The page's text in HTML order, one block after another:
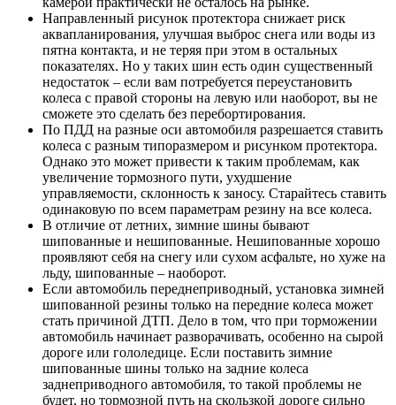
Направленный рисунок протектора снижает риск
аквапланирования, улучшая выброс снега или воды из
пятна контакта, и не теряя при этом в остальных
показателях. Но у таких шин есть один существенный
недостаток – если вам потребуется переустановить
колеса с правой стороны на левую или наоборот, вы не
сможете это сделать без перебортирования.
По ПДД на разные оси автомобиля разрешается ставить
колеса с разным типоразмером и рисунком протектора.
Однако это может привести к таким проблемам, как
увеличение тормозного пути, ухудшение
управляемости, склонность к заносу. Старайтесь ставить
одинаковую по всем параметрам резину на все колеса.
В отличие от летних, зимние шины бывают
шипованные и нешипованные. Нешипованные хорошо
проявляют себя на снегу или сухом асфальте, но хуже на
льду, шипованные – наоборот.
Если автомобиль переднеприводный, установка зимней
шипованной резины только на передние колеса может
стать причиной ДТП. Дело в том, что при торможении
автомобиль начинает разворачивать, особенно на сырой
дороге или гололедице. Если поставить зимние
шипованные шины только на задние колеса
заднеприводного автомобиля, то такой проблемы не
будет, но тормозной путь на скользкой дороге сильно